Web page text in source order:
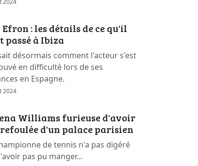
Efron : les détails de ce qu'il
passé à Ibiza
désormais comment l'acteur s'est
en difficulté lors de ses
en Espagne.
2024
Williams furieuse d'avoir
d'un palace parisien
de tennis n'a pas digéré
pas pu manger...